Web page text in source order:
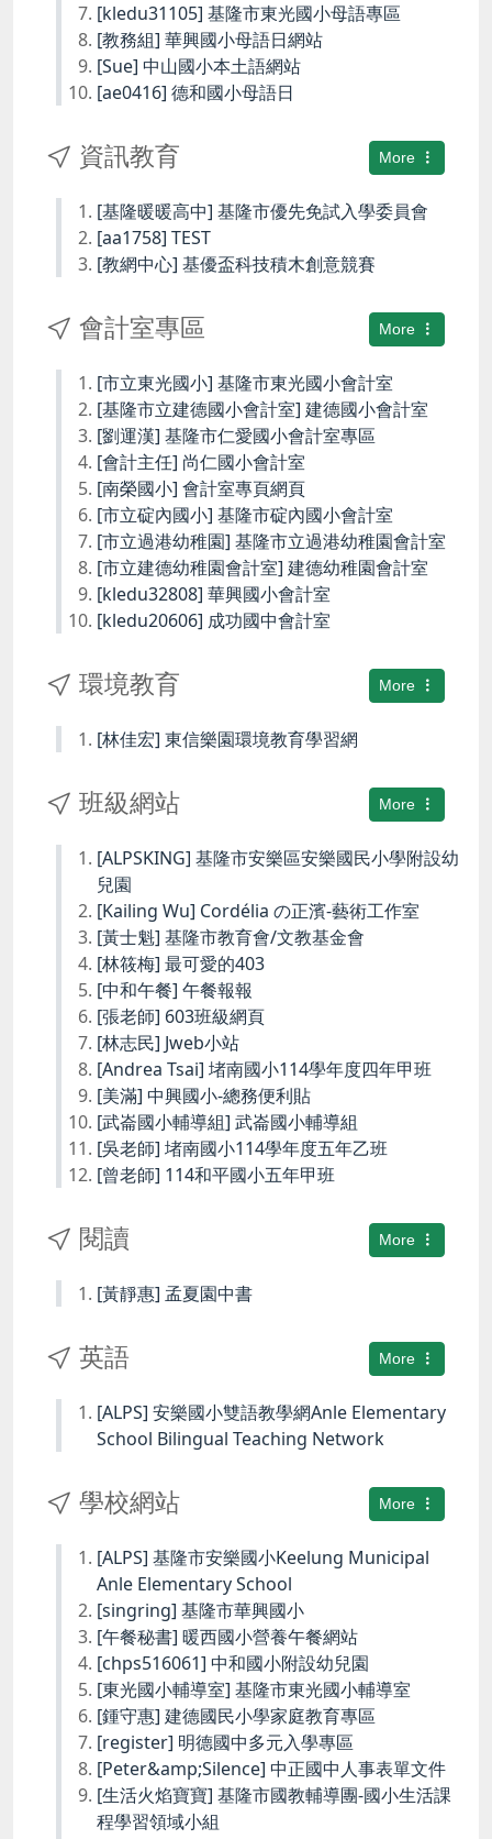
[kledu31105] 基隆市東光國小母語專區
[教務組] 華興國小母語日網站
[Sue] 中山國小本土語網站
[ae0416] 德和國小母語日
More
資訊教育
[基隆暖暖高中] 基隆市優先免試入學委員會
[aa1758] TEST
[教網中心] 基優盃科技積木創意競賽
More
會計室專區
[市立東光國小] 基隆市東光國小會計室
[基隆市立建德國小會計室] 建德國小會計室
[劉運漢] 基隆市仁愛國小會計室專區
[會計主任] 尚仁國小會計室
[南榮國小] 會計室專頁網頁
[市立碇內國小] 基隆市碇內國小會計室
[市立過港幼稚園] 基隆市立過港幼稚園會計室
[市立建德幼稚園會計室] 建德幼稚園會計室
[kledu32808] 華興國小會計室
[kledu20606] 成功國中會計室
More
環境教育
[林佳宏] 東信樂園環境教育學習網
More
班級網站
[ALPSKING] 基隆市安樂區安樂國民小學附設幼
兒園
[Kailing Wu] Cordélia の正濱-藝術工作室
[黃士魁] 基隆市教育會/文教基金會
[林筱梅] 最可愛的403
[中和午餐] 午餐報報
[張老師] 603班級網頁
[林志民] Jweb小站
[Andrea Tsai] 堵南國小114學年度四年甲班
[美滿] 中興國小-總務便利貼
[武崙國小輔導組] 武崙國小輔導組
[吳老師] 堵南國小114學年度五年乙班
[曾老師] 114和平國小五年甲班
More
閱讀
[黃靜惠] 孟夏園中書
More
英語
[ALPS] 安樂國小雙語教學網Anle Elementary
School Bilingual Teaching Network
More
學校網站
[ALPS] 基隆市安樂國小Keelung Municipal
Anle Elementary School
[singring] 基隆市華興國小
[午餐秘書] 暖西國小營養午餐網站
[chps516061] 中和國小附設幼兒園
[東光國小輔導室] 基隆市東光國小輔導室
[鍾守惠] 建德國民小學家庭教育專區
[register] 明德國中多元入學專區
[Peter&amp;Silence] 中正國中人事表單文件
[生活火焰寶寶] 基隆市國教輔導團-國小生活課
程學習領域小組